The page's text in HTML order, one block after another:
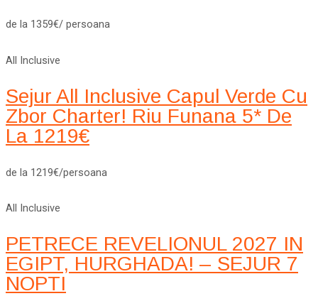
de la 1359€/ persoana
All Inclusive
Sejur All Inclusive Capul Verde Cu
Zbor Charter! Riu Funana 5* De
La 1219€
de la 1219€/persoana
All Inclusive
PETRECE REVELIONUL 2027 IN
EGIPT, HURGHADA! – SEJUR 7
NOPTI